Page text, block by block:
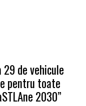
de vehicule
pentru toate
2030”